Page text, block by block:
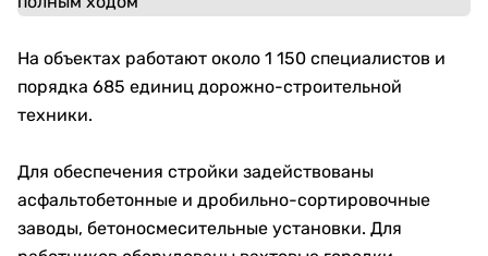
На объектах работают около 1 150 специалистов и
порядка 685 единиц дорожно-строительной
техники.
Для обеспечения стройки задействованы
асфальтобетонные и дробильно-сортировочные
заводы, бетоносмесительные установки. Для